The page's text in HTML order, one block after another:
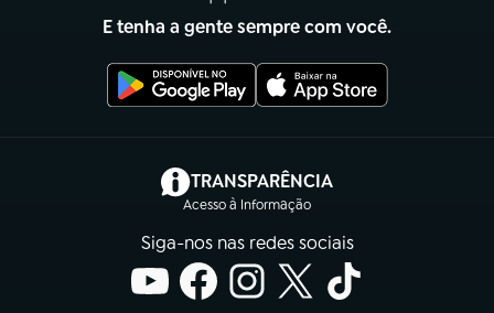
E tenha a gente sempre com você.
TRANSPARÊNCIA
Acesso à Informação
(abre em nova aba)
Siga-nos nas redes sociais